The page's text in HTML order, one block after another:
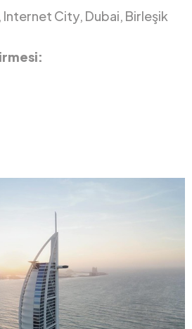
Internet City, Dubai, Birleşik